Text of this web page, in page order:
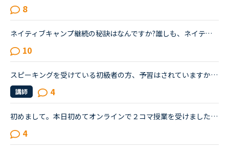
8
ネイティブキャンプ継続の秘訣はなんですか?誰しも、ネイティブキャンプに関わらず、オンライン英会話に登録したら数日または、数週間～2か月くらいは必死に英語学習に打ち込むと思います。しかし、その後、何と...
10
スピーキングを受けている初級者の方、予習はされていますか？または、経験者の方経験談やアドバイスが欲しいです。ネイティブキャンプを初めて1ヶ月です。一日1レッスン受けています。TOEICは800点オーバーなの...
講師 4
初めまして。本日初めてオンラインで２コマ授業を受けました。オンライン英会話自体初めてで緊張しましたが先生方がフレンドリーで話しやすく、リラックスして授業を受けられました。皆さんはどの先生をとってい...
4